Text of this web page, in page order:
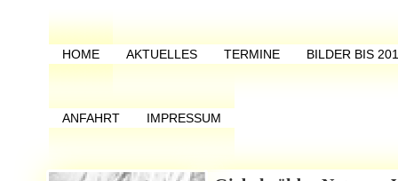
HOME AKTUELLES TERMINE BILDER BIS
ANFAHRT IMPRESSUM